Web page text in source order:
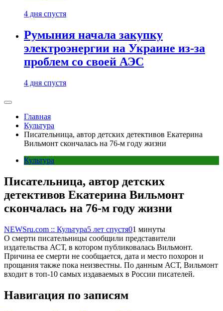
4 дня спустя
Румыния начала закупку
электроэнергии на Украине из-за
проблем со своей АЭС
4 дня спустя
Главная
Культура
Писательница, автор детских детективов Екатерина
Вильмонт скончалась на 76-м году жизни
Культура
Писательница, автор детских
детективов Екатерина Вильмонт
скончалась на 76-м году жизни
NEWSru.com :: Культура5 лет спустя01 минуты
О смерти писательницы сообщили представители
издательства АСТ, в котором публиковалась Вильмонт.
Причина ее смерти не сообщается, дата и место похорон и
прощания также пока неизвестны. По данным АСТ, Вильмонт
входит в топ-10 самых издаваемых в России писателей.
Навигация по записям